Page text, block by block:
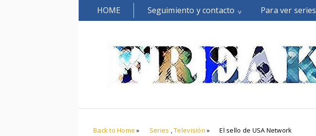
HOME Seguimiento y contacto Para ver series
Back to Home » Series ,Televisión » El sello de USA Network